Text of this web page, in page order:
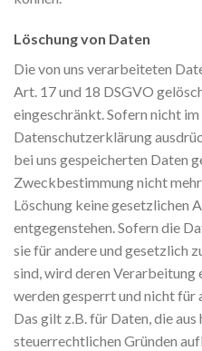
Löschung von Daten
Die von uns verarbeiteten
Art. 17 und 18 DSGVO
eingeschränkt. Sofern nicht im
Datenschutzerklärung
bei uns gespeicherten Daten
Zweckbestimmung nicht
Löschung keine gesetzlichen
entgegenstehen. Sofern die
sie für andere und gesetzlich
sind, wird deren Verarbeitung
werden gesperrt und nicht
Das gilt z.B. für Daten, die aus
steuerrechtlichen Gründen